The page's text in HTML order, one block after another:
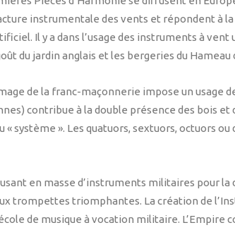
instrumentale des vents et répondent à
Il y a dans l’usage des instruments à
du jardin anglais et les bergeries du Hameau
de la franc-maçonnerie impose un
contribue à la double présence des bois
système ». Les quatuors, sextuors, octuors
en masse d’instruments militaires pour
trompettes triomphantes. La création de
de musique à vocation militaire.